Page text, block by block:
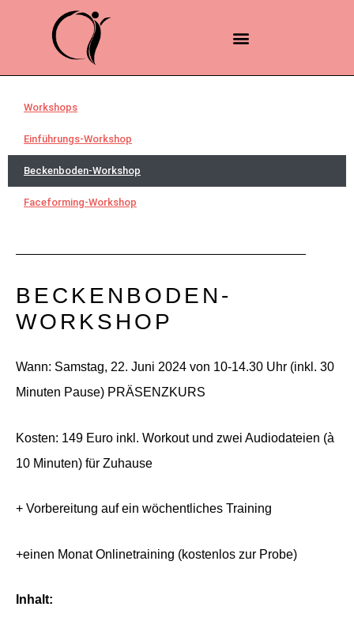
Workshops
Einführungs-Workshop
Beckenboden-Workshop
Faceforming-Workshop
BECKENBODEN-
WORKSHOP
Wann: Samstag, 22. Juni 2024 von 10-14.30 Uhr (inkl. 30
Minuten Pause) PRÄSENZKURS
Kosten: 149 Euro inkl. Workout und zwei Audiodateien (à
10 Minuten) für Zuhause
+ Vorbereitung auf ein wöchentliches Training
+einen Monat Onlinetraining (kostenlos zur Probe)
Inhalt: